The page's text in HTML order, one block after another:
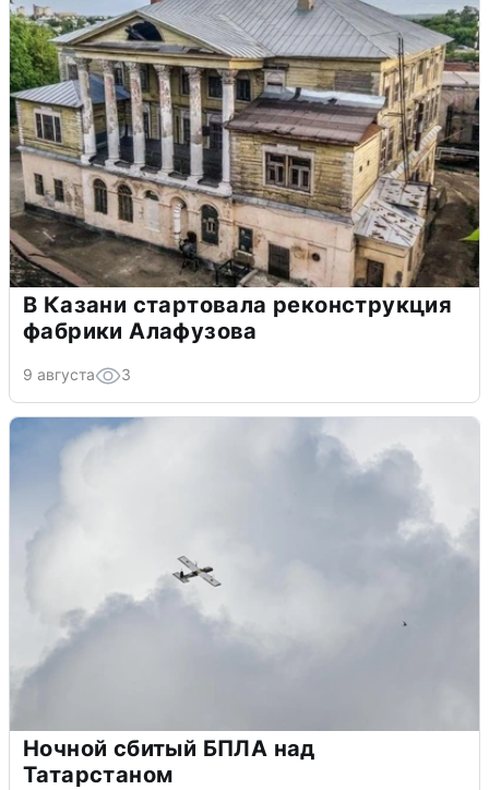
В Казани стартовала реконструкция
фабрики Алафузова
9 августа 3
Ночной сбитый БПЛА над
Татарстаном